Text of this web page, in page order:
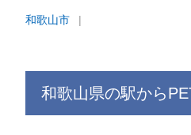
和歌山市
和歌山県の駅から